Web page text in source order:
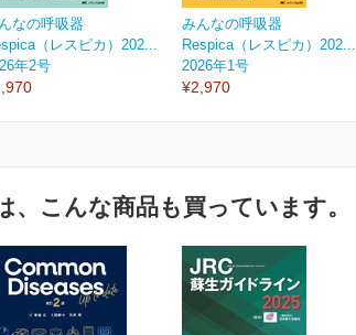
なの呼吸器
（レスピカ）202...
年2号
みんなの呼吸器
Respica（レスピカ）202...
2026年1号
¥2,970
、こんな商品も買っています。